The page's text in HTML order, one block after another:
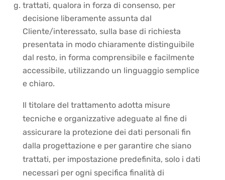
trattati, qualora in forza di consenso, per
decisione liberamente assunta dal
Cliente/interessato, sulla base di richiesta
presentata in modo chiaramente distinguibile
dal resto, in forma comprensibile e facilmente
accessibile, utilizzando un linguaggio semplice
e chiaro.
Il titolare del trattamento adotta misure
tecniche e organizzative adeguate al fine di
assicurare la protezione dei dati personali fin
dalla progettazione e per garantire che siano
trattati, per impostazione predefinita, solo i dati
necessari per ogni specifica finalità di